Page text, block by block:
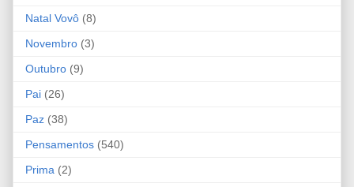
Natal Vovô (8)
Novembro (3)
Outubro (9)
Pai (26)
Paz (38)
Pensamentos (540)
Prima (2)